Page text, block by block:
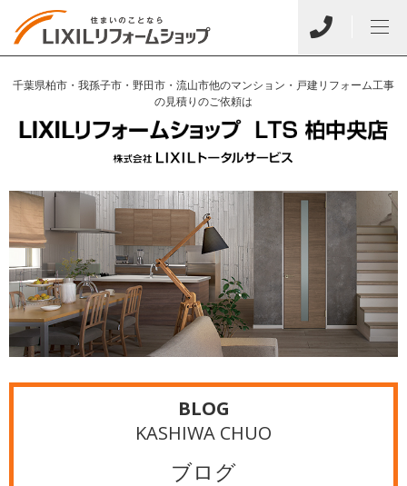
千葉県柏市・我孫子市・野田市・流山市他のマンション・戸建リフォーム工事
の見積りのご依頼は
BLOG
KASHIWA CHUO
ブログ